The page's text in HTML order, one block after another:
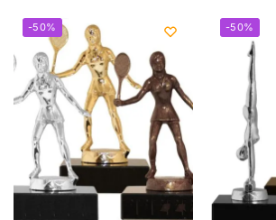
-50% -50%